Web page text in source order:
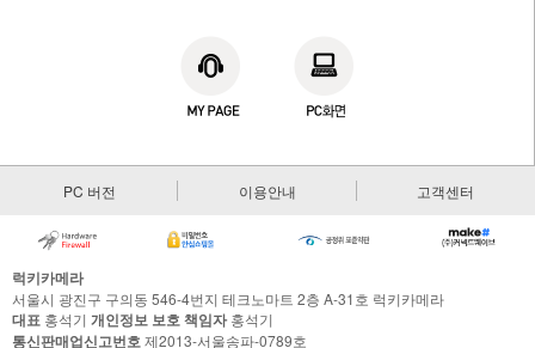
PC 버전 이용안내 고객센터
럭키카메라
서울시 광진구 구의동 546-4번지 테크노마트 2층 A-31호 럭키카메라
대표 홍석기 개인정보 보호 책임자홍석기
통신판매업신고번호제2013-서울송파-0789호